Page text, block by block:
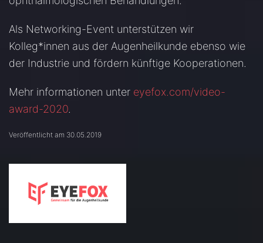
Als Networking-Event unterstützen wir
Kolleg*innen aus der Augenheilkunde ebenso wie
der Industrie und fördern künftige Kooperationen.
Mehr informationen unter eyefox.com/video-
award-2020.
Veröffentlicht am 30.05.2019